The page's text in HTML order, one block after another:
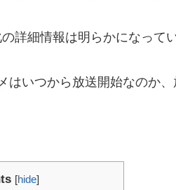
詳細情報は明らかになって
はいつから放送開始なのか
[hide]